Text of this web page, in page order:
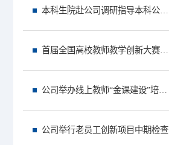
公司举行老员工创新项目中期检查